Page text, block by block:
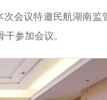
会议特邀民航湖南监
参加会议。